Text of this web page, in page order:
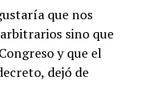
que nos
sino que
y que el
dejó de